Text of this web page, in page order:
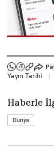
Yayın Tarihi
Haberle
Dünya